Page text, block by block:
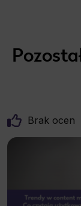
Brak ocen